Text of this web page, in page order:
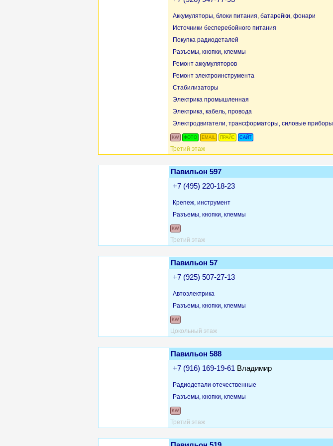
Аккумуляторы, блоки питания, батарейки, фонари
Источники бесперебойного питания
Покупка радиодеталей
Разъемы, кнопки, клеммы
Ремонт аккумуляторов
Ремонт электроинструмента
Стабилизаторы
Электрика промышленная
Электрика, кабель, провода
Электродвигатели, трансформаторы, силовые приборы
KW ФОТО EMAIL ПРАЙС САЙТ
Третий этаж
Павильон 597
+7 (495) 220-18-23
Крепеж, инструмент
Разъемы, кнопки, клеммы
KW
Третий этаж
Павильон 57
+7 (925) 507-27-13
Автоэлектрика
Разъемы, кнопки, клеммы
KW
Цокольный этаж
Павильон 588
+7 (916) 169-19-61 Владимир
Радиодетали отечественные
Разъемы, кнопки, клеммы
KW
Третий этаж